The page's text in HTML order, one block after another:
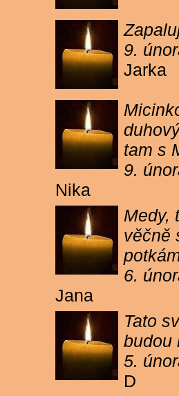
9.
Jarka
tam s
9.
Nika
Medy,
věčně
6.
Jana
Tato
budou
5.
D